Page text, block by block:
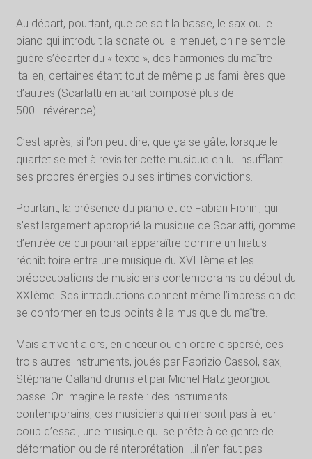
Au départ, pourtant, que ce soit la basse, le sax ou le
piano qui introduit la sonate ou le menuet, on ne semble
guère s’écarter du « texte », des harmonies du maître
italien, certaines étant tout de même plus familières que
d’autres (Scarlatti en aurait composé plus de
500….révérence).
C’est après, si l’on peut dire, que ça se gâte, lorsque le
quartet se met à revisiter cette musique en lui insufflant
ses propres énergies ou ses intimes convictions.
Pourtant, la présence du piano et de Fabian Fiorini, qui
s’est largement approprié la musique de Scarlatti, gomme
d’entrée ce qui pourrait apparaître comme un hiatus
rédhibitoire entre une musique du XVIIIème et les
préoccupations de musiciens contemporains du début du
XXIème. Ses introductions donnent même l’impression de
se conformer en tous points à la musique du maître.
Mais arrivent alors, en chœur ou en ordre dispersé, ces
trois autres instruments, joués par Fabrizio Cassol, sax,
Stéphane Galland drums et par Michel Hatzigeorgiou
basse. On imagine le reste : des instruments
contemporains, des musiciens qui n’en sont pas à leur
coup d’essai, une musique qui se prête à ce genre de
déformation ou de réinterprétation…..il n’en faut pas